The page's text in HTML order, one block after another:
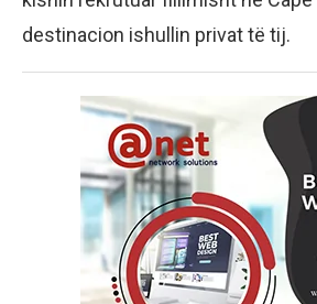
destinacion ishullin privat të tij.